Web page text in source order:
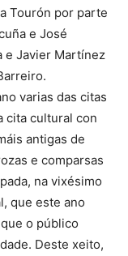
Tourón por parte
e José
e Javier Martínez
varias das citas
cita cultural con
antigas de
e comparsas
na vixésimo
que este ano
o público
Deste xeito,